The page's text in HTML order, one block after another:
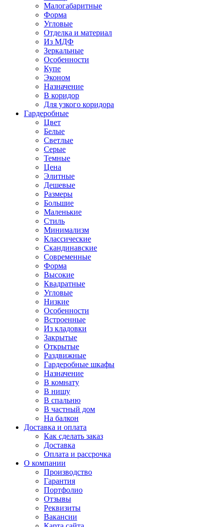
Малогабаритные
Форма
Угловые
Отделка и материал
Из МДФ
Зеркальные
Особенности
Купе
Эконом
Назначение
В коридор
Для узкого коридора
Гардеробные
Цвет
Белые
Светлые
Серые
Темные
Цена
Элитные
Дешевые
Размеры
Большие
Маленькие
Стиль
Минимализм
Классические
Скандинавские
Современные
Форма
Высокие
Квадратные
Угловые
Низкие
Особенности
Встроенные
Из кладовки
Закрытые
Открытые
Раздвижные
Гардеробные шкафы
Назначение
В комнату
В нишу
В спальню
В частный дом
На балкон
Доставка и оплата
Как сделать заказ
Доставка
Оплата и рассрочка
О компании
Производство
Гарантия
Портфолио
Отзывы
Реквизиты
Вакансии